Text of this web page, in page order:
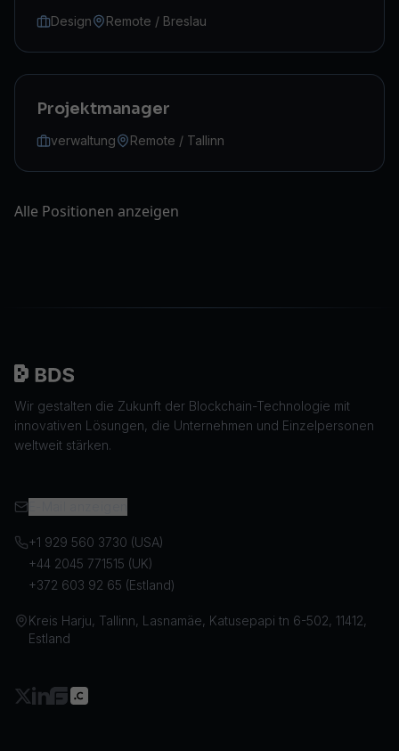
Design Remote / Breslau
Projektmanager
verwaltung Remote / Tallinn
Alle Positionen anzeigen
Wir gestalten die Zukunft der Blockchain-Technologie mit
innovativen Lösungen, die Unternehmen und Einzelpersonen
weltweit stärken.
+1 929 560 3730 (USA)
+44 2045 771515 (UK)
+372 603 92 65 (Estland)
Kreis Harju, Tallinn, Lasnamäe, Katusepapi tn 6-502, 11412,
Estland